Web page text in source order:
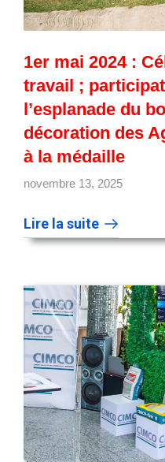
1er mai 2024 :
travail ;
l’esplanade du
décoration des
à la médaille
novembre 13, 2025
Lire la suite